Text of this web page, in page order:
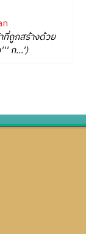
ที่ถูกสร้างด้วย
ก...'